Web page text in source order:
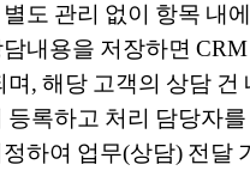
도 관리 없이 항목 내에
내용을 저장하면
며, 해당 고객의 상담 건
등록하고 처리 담당자를
하여 업무(상담) 전달